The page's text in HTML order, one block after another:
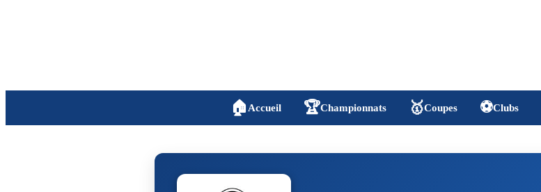
🏠 Accueil 🏆Championnats 🥇Coupes ⚽Clubs